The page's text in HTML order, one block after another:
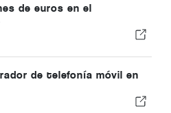
de euros en el
de telefonía móvil en